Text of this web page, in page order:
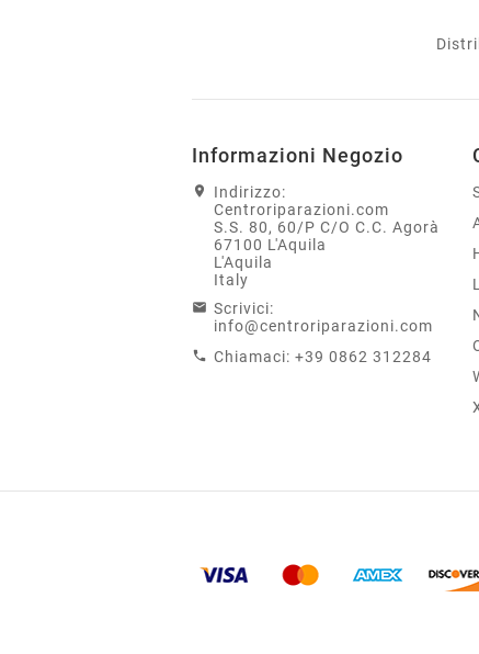
Informazioni Negozio
Indirizzo:
Centroriparazioni.com
S.S. 80, 60/P C/O C.C. Agorà
67100 L'Aquila
L'Aquila
Italy
Scrivici:
info@centroriparazioni.com
Chiamaci: +39 0862 312284